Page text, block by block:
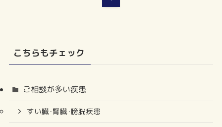
こちらもチェック
ご相談が多い疾患
すい臓･腎臓･膀胱疾患